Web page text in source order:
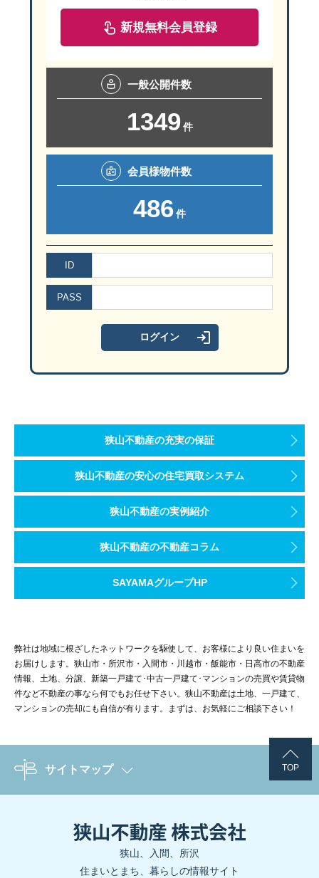
新規無料会員登録
一般公開件数
1349 件
会員様物件数
486件
ID
PASS
狭山不動産の充実の保証
狭山不動産の安心の住宅買取システム
狭山不動産の実例紹介
狭山不動産の不動産コラム
SAYAMAグループHP
弊社は地域に根ざしたネットワークを駆使して、お客様により良い住まいを
お届けします。狭山市・所沢市・入間市・川越市・飯能市・日高市の不動産
情報、土地、分譲、新築一戸建て･中古一戸建て･マンションの売買や賃貸物
件など不動産の事なら何でもお任せ下さい。狭山不動産は土地、一戸建て、
マンションの売却にも自信が有ります。まずは、お気軽にご相談下さい！
TOP
サイトマップ
狭山、入間、所沢
住まいとまち、暮らしの情報サイト